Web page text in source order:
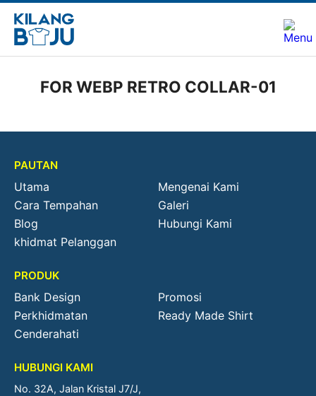
FOR WEBP RETRO COLLAR-01
PAUTAN
Utama
Mengenai Kami
Cara Tempahan
Galeri
Blog
Hubungi Kami
khidmat Pelanggan
PRODUK
Bank Design
Promosi
Perkhidmatan
Ready Made Shirt
Cenderahati
HUBUNGI KAMI
No. 32A, Jalan Kristal J7/J,